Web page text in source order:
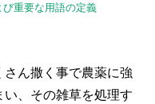
重要な用語の定義
ん撒く事で農薬に強
、その雑草を処理す